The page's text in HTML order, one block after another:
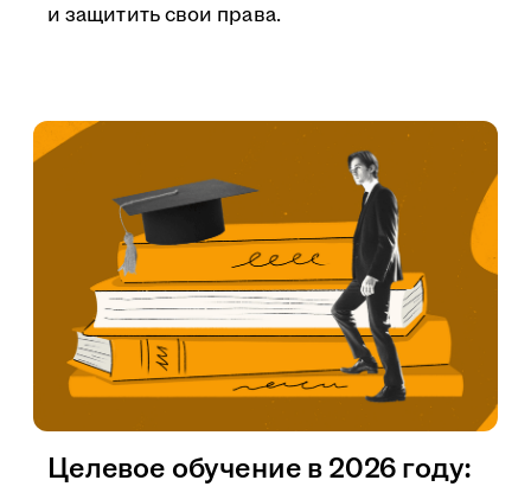
и защитить свои права.
Целевое обучение в 2026 году: